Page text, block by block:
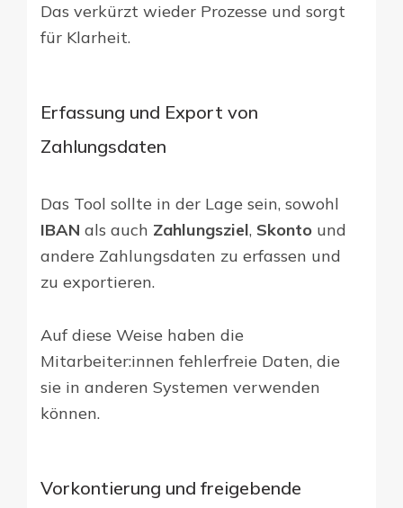
Das verkürzt wieder Prozesse und sorgt
für Klarheit.
Erfassung und Export von
Zahlungsdaten
Das Tool sollte in der Lage sein, sowohl
IBAN als auch Zahlungsziel, Skonto und
andere Zahlungsdaten zu erfassen und
zu exportieren.
Auf diese Weise haben die
Mitarbeiter:innen fehlerfreie Daten, die
sie in anderen Systemen verwenden
können.
Vorkontierung und freigebende